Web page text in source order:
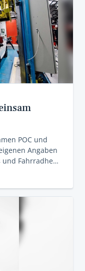
POC und
Angaben
und Fahrradhe…